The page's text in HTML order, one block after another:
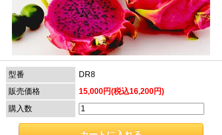
型番
DR8
販売価格
15,000円(税込16,200円)
購入数